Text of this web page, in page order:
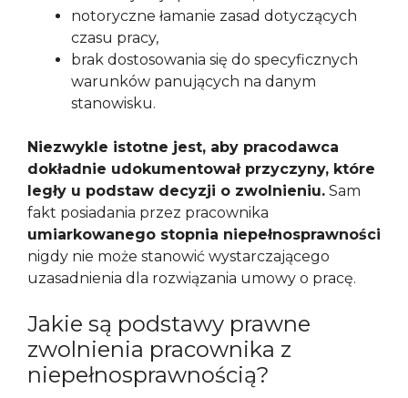
notoryczne łamanie zasad dotyczących
czasu pracy,
brak dostosowania się do specyficznych
warunków panujących na danym
stanowisku.
Niezwykle istotne jest, aby pracodawca
dokładnie udokumentował przyczyny, które
legły u podstaw decyzji o zwolnieniu. Sam
fakt posiadania przez pracownika
umiarkowanego stopnia niepełnosprawności
nigdy nie może stanowić wystarczającego
uzasadnienia dla rozwiązania umowy o pracę.
Jakie są podstawy prawne
zwolnienia pracownika z
niepełnosprawnością?